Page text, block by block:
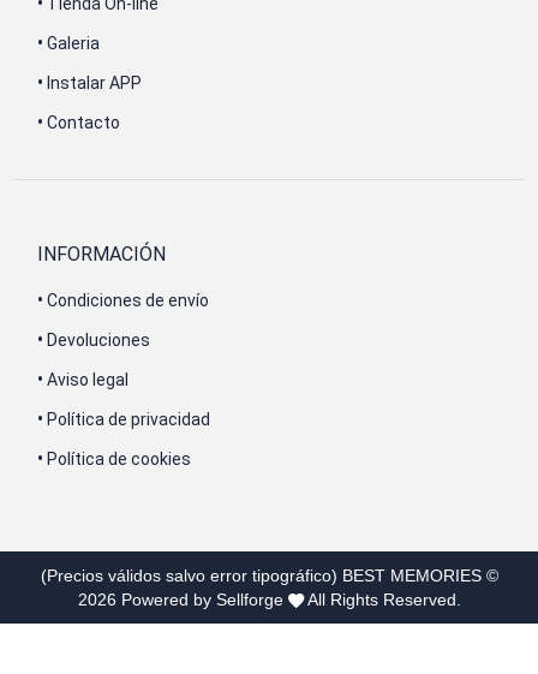
• Galeria
• Instalar APP
• Contacto
INFORMACIÓN
• Condiciones de envío
• Devoluciones
• Aviso legal
• Política de privacidad
• Política de cookies
(Precios válidos salvo error tipográfico) BEST MEMORIES©
2026 Powered by Sellforge All Rights Reserved.